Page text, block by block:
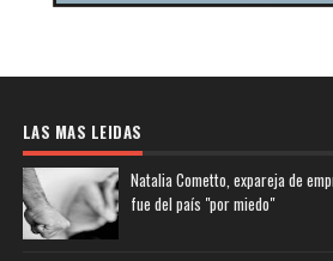
LAS MAS LEIDAS
Natalia Cometto, expareja de
fue del país "por miedo"